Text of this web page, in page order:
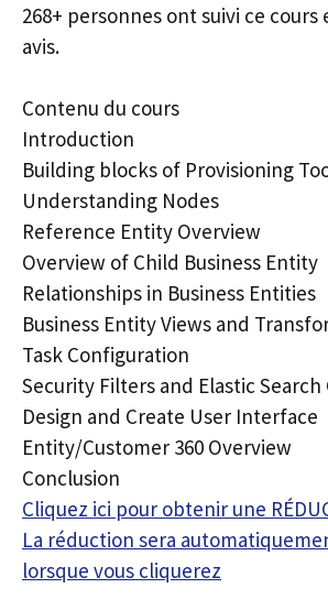
268+ personnes ont suivi ce cours
avis.
Contenu du cours
Introduction
Building blocks of Provisioning
Understanding Nodes
Reference Entity Overview
Overview of Child Business Entity
Relationships in Business Entities
Business Entity Views and
Task Configuration
Security Filters and Elastic
Design and Create User Interface
Entity/Customer 360 Overview
Conclusion
Cliquez ici pour obtenir une
La réduction sera
lorsque vous cliquerez